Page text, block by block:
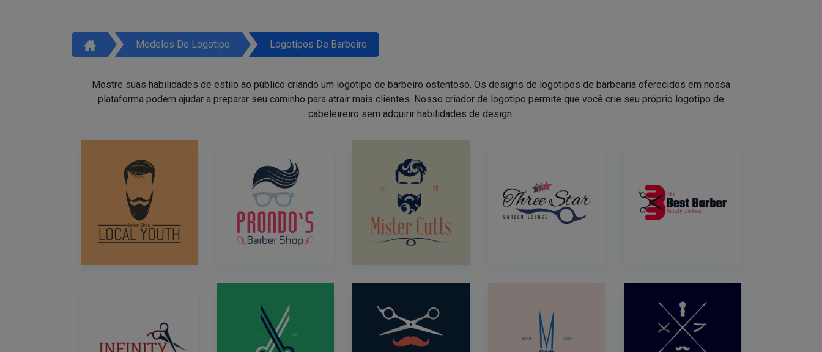
Modelos De Logotipo Logotipos De Barbeiro
Mostre suas habilidades de estilo ao público criando um logotipo de barbeiro ostentoso. Os designs de logotipos de barbearia oferecidos em nossa
plataforma podem ajudar a preparar seu caminho para atrair mais clientes. Nosso criador de logotipo permite que você crie seu próprio logotipo de
cabeleireiro sem adquirir habilidades de design.